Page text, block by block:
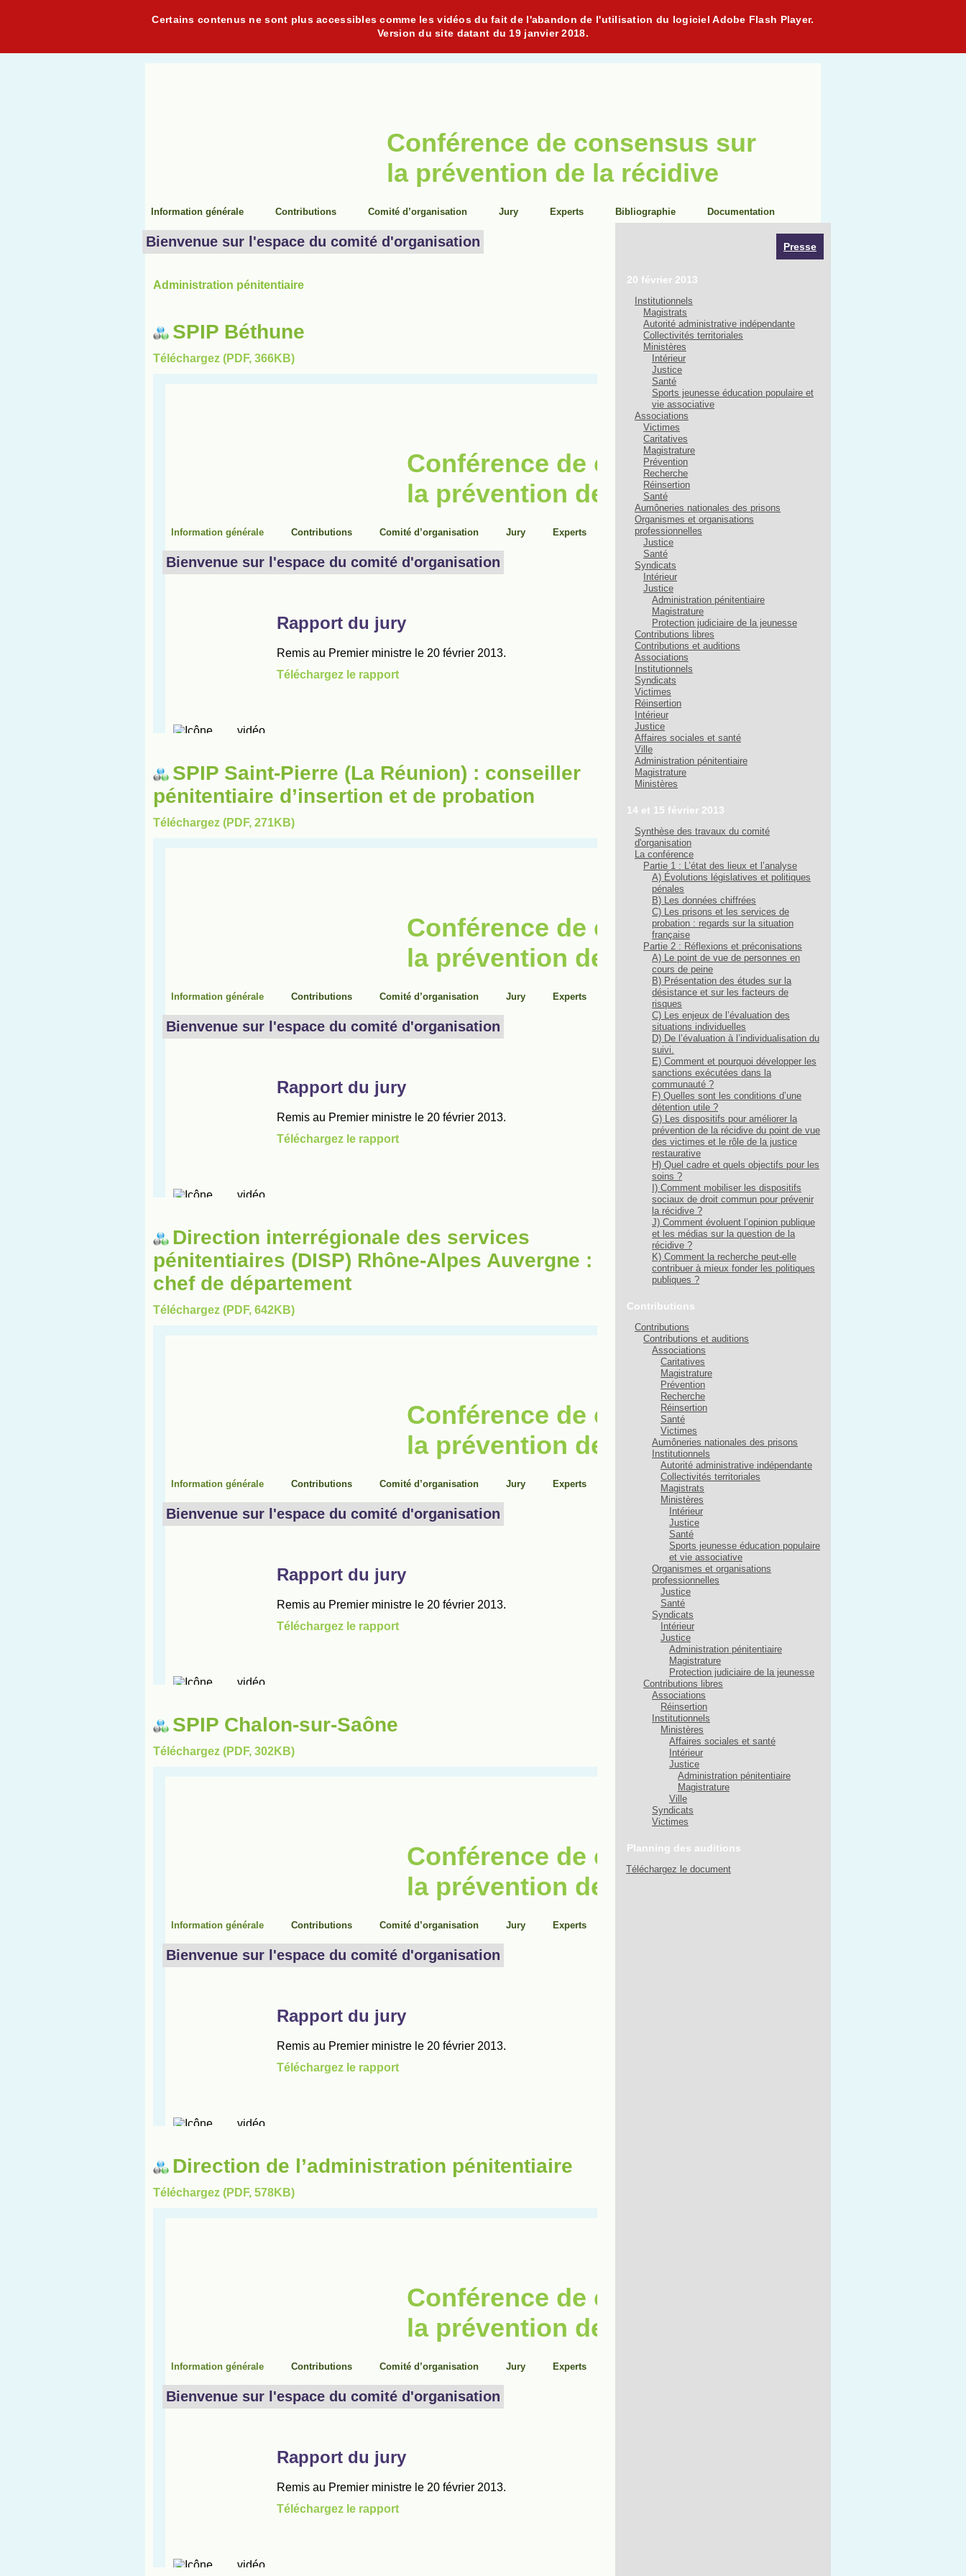
Certains contenus ne sont plus accessibles comme les vidéos du fait de l'abandon de l'utilisation du logiciel Adobe Flash Player.
Version du site datant du 19 janvier 2018.
Conférence de consensus sur
la prévention de la récidive
Information générale Contributions Comité d’organisation Jury Experts Bibliographie Documentation
Bienvenue sur l'espace du comité d'organisation
Administration pénitentiaire
SPIP Béthune
Téléchargez (PDF, 366KB)
SPIP Saint-Pierre (La Réunion) : conseiller
pénitentiaire d’insertion et de probation
Téléchargez (PDF, 271KB)
Direction interrégionale des services
pénitentiaires (DISP) Rhône-Alpes Auvergne :
chef de département
Téléchargez (PDF, 642KB)
SPIP Chalon-sur-Saône
Téléchargez (PDF, 302KB)
Direction de l’administration pénitentiaire
Téléchargez (PDF, 578KB)
Presse
20 février 2013
Institutionnels
Magistrats
Autorité administrative indépendante
Collectivités territoriales
Ministères
Intérieur
Justice
Santé
Sports jeunesse éducation populaire et
vie associative
Associations
Victimes
Caritatives
Magistrature
Prévention
Recherche
Réinsertion
Santé
Aumôneries nationales des prisons
Organismes et organisations
professionnelles
Justice
Santé
Syndicats
Intérieur
Justice
Administration pénitentiaire
Magistrature
Protection judiciaire de la jeunesse
Contributions libres
Contributions et auditions
Associations
Institutionnels
Syndicats
Victimes
Réinsertion
Intérieur
Justice
Affaires sociales et santé
Ville
Administration pénitentiaire
Magistrature
Ministères
14 et 15 février 2013
Synthèse des travaux du comité
d'organisation
La conférence
Partie 1 : L’état des lieux et l’analyse
A) Évolutions législatives et politiques
pénales
B) Les données chiffrées
C) Les prisons et les services de
probation : regards sur la situation
française
Partie 2 : Réflexions et préconisations
A) Le point de vue de personnes en
cours de peine
B) Présentation des études sur la
désistance et sur les facteurs de
risques
C) Les enjeux de l’évaluation des
situations individuelles
D) De l’évaluation à l’individualisation du
suivi.
E) Comment et pourquoi développer les
sanctions exécutées dans la
communauté ?
F) Quelles sont les conditions d’une
détention utile ?
G) Les dispositifs pour améliorer la
prévention de la récidive du point de vue
des victimes et le rôle de la justice
restaurative
H) Quel cadre et quels objectifs pour les
soins ?
I) Comment mobiliser les dispositifs
sociaux de droit commun pour prévenir
la récidive ?
J) Comment évoluent l’opinion publique
et les médias sur la question de la
récidive ?
K) Comment la recherche peut-elle
contribuer à mieux fonder les politiques
publiques ?
Contributions
Contributions
Contributions et auditions
Associations
Caritatives
Magistrature
Prévention
Recherche
Réinsertion
Santé
Victimes
Aumôneries nationales des prisons
Institutionnels
Autorité administrative indépendante
Collectivités territoriales
Magistrats
Ministères
Intérieur
Justice
Santé
Sports jeunesse éducation populaire
et vie associative
Organismes et organisations
professionnelles
Justice
Santé
Syndicats
Intérieur
Justice
Administration pénitentiaire
Magistrature
Protection judiciaire de la jeunesse
Contributions libres
Associations
Réinsertion
Institutionnels
Ministères
Affaires sociales et santé
Intérieur
Justice
Administration pénitentiaire
Magistrature
Ville
Syndicats
Victimes
Planning des auditions
Téléchargez le document